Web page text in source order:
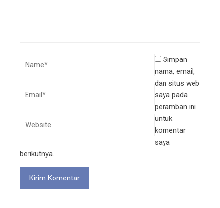
Simpan
nama, email,
dan situs web
saya pada
peramban ini
untuk
komentar
saya
berikutnya.